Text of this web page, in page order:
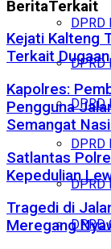
DPRD
DPRD
DPRD
DPRD
DPRD
DPRD
BeritaTerkait
Kejati Kalteng
Terkait
Kapolres:
Pengguna
Semangat
Satlantas
Kepedulian
Tragedi di
Meregang